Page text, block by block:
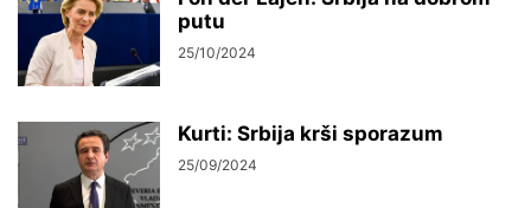
putu
25/10/2024
Kurti: Srbija krši sporazum
25/09/2024